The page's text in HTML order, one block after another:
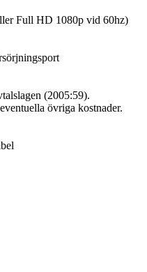
Full HD 1080p vid 60hz)
(2005:59).
övriga kostnader.